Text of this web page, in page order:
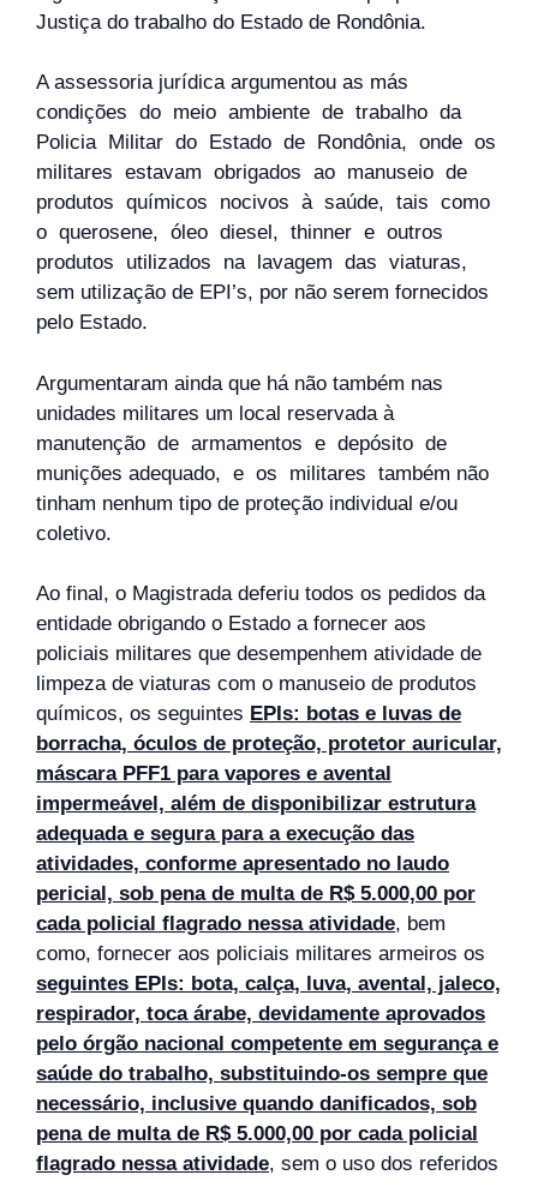
Justiça do trabalho do Estado de Rondônia.
A assessoria jurídica argumentou as más
condições do meio ambiente de trabalho da
Policia Militar do Estado de Rondônia, onde os
militares estavam obrigados ao manuseio de
produtos químicos nocivos à saúde, tais como
o querosene, óleo diesel, thinner e outros
produtos utilizados na lavagem das viaturas,
sem utilização de EPI’s, por não serem fornecidos
pelo Estado.
Argumentaram ainda que há não também nas
unidades militares um local reservada à
manutenção de armamentos e depósito de
munições adequado, e os militares também não
tinham nenhum tipo de proteção individual e/ou
coletivo.
Ao final, o Magistrada deferiu todos os pedidos da
entidade obrigando o Estado a fornecer aos
policiais militares que desempenhem atividade de
limpeza de viaturas com o manuseio de produtos
químicos, os seguintes EPIs: botas e luvas de
borracha, óculos de proteção, protetor auricular,
máscara PFF1 para vapores e avental
impermeável, além de disponibilizar estrutura
adequada e segura para a execução das
atividades, conforme apresentado no laudo
pericial, sob pena de multa de R$ 5.000,00 por
cada policial flagrado nessa atividade, bem
como, fornecer aos policiais militares armeiros os
seguintes EPIs: bota, calça, luva, avental, jaleco,
respirador, toca árabe, devidamente aprovados
pelo órgão nacional competente em segurança e
saúde do trabalho, substituindo-os sempre que
necessário, inclusive quando danificados, sob
pena de multa de R$ 5.000,00 por cada policial
flagrado nessa atividade, sem o uso dos referidos